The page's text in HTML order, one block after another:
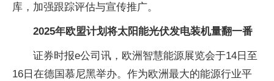
库，加强跟踪评估与宣传推广。
2025年欧盟计划将太阳能光伏发电装机量翻一番
证券时报e公司讯，欧洲智慧能源展览会于14日至
16日在德国慕尼黑举办。作为欧洲最大的能源行业平